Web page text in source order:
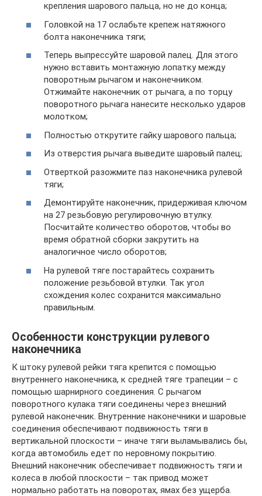
крепления шарового пальца, но не до конца;
Головкой на 17 ослабьте крепеж натяжного
болта наконечника тяги;
Теперь выпрессуйте шаровой палец. Для этого
нужно вставить монтажную лопатку между
поворотным рычагом и наконечником.
Отжимайте наконечник от рычага, а по торцу
поворотного рычага нанесите несколько ударов
молотком;
Полностью открутите гайку шарового пальца;
Из отверстия рычага выведите шаровый палец;
Отверткой разожмите паз наконечника рулевой
тяги;
Демонтируйте наконечник, придерживая ключом
на 27 резьбовую регулировочную втулку.
Посчитайте количество оборотов, чтобы во
время обратной сборки закрутить на
аналогичное число оборотов;
На рулевой тяге постарайтесь сохранить
положение резьбовой втулки. Так угол
схождения колес сохранится максимально
правильным.
Особенности конструкции рулевого
наконечника
К штоку рулевой рейки тяга крепится с помощью
внутреннего наконечника, к средней тяге трапеции – с
помощью шарнирного соединения. С рычагом
поворотного кулака тяги соединены через внешний
рулевой наконечник. Внутренние наконечники и шаровые
соединения обеспечивают подвижность тяги в
вертикальной плоскости – иначе тяги выламывались бы,
когда автомобиль едет по неровному покрытию.
Внешний наконечник обеспечивает подвижность тяги и
колеса в любой плоскости – так привод может
нормально работать на поворотах, ямах без ущерба.